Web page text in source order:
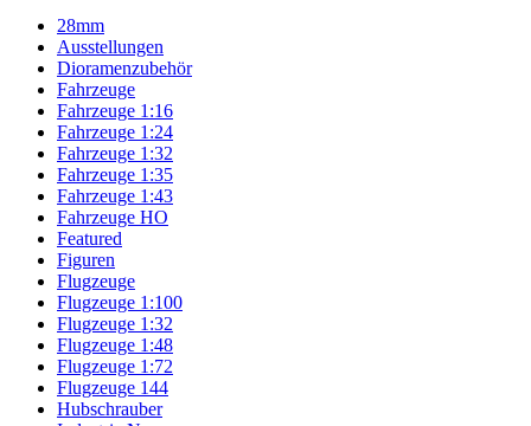
28mm
Ausstellungen
Dioramenzubehör
Fahrzeuge
Fahrzeuge 1:16
Fahrzeuge 1:24
Fahrzeuge 1:32
Fahrzeuge 1:35
Fahrzeuge 1:43
Fahrzeuge HO
Featured
Figuren
Flugzeuge
Flugzeuge 1:100
Flugzeuge 1:32
Flugzeuge 1:48
Flugzeuge 1:72
Flugzeuge 144
Hubschrauber